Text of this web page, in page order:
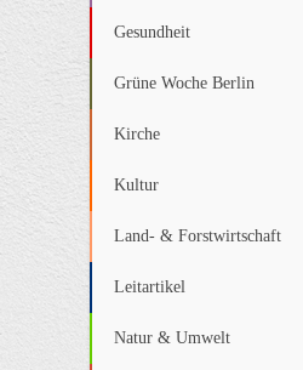
Gesundheit
Grüne Woche Berlin
Kirche
Kultur
Land- & Forstwirtschaft
Leitartikel
Natur & Umwelt